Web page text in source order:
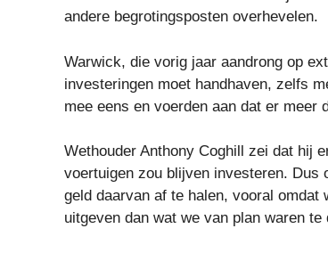
andere begrotingsposten overhevelen.
Warwick, die vorig jaar aandrong op
investeringen moet handhaven, zelfs
mee eens en voerden aan dat er meer
Wethouder Anthony Coghill zei dat hij
voertuigen zou blijven investeren. Dus
geld daarvan af te halen, vooral omdat
uitgeven dan wat we van plan waren te